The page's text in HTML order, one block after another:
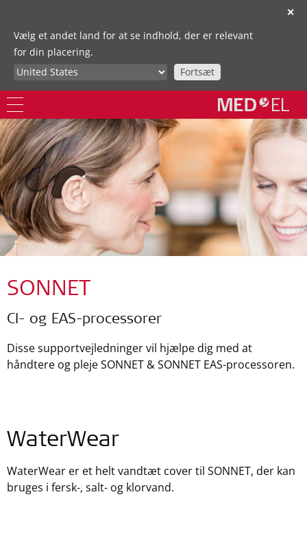
✕
Vælg et andet land for at se indhold, der er relevant
for din placering.
Fortsæt
SONNET
CI- og EAS-processorer
Disse supportvejledninger vil hjælpe dig med at
håndtere og pleje SONNET & SONNET EAS-processoren.
WaterWear
WaterWear er et helt vandtæt cover til SONNET, der kan
bruges i fersk-, salt- og klorvand.